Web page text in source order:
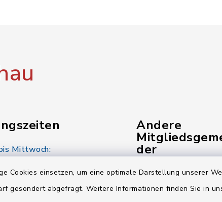
Cookies einsetzen, um eine optimale Darstellung unserer
gesondert abgefragt. Weitere Informationen finden Sie in
Mittwoch:
Andere
der
Gemeinde